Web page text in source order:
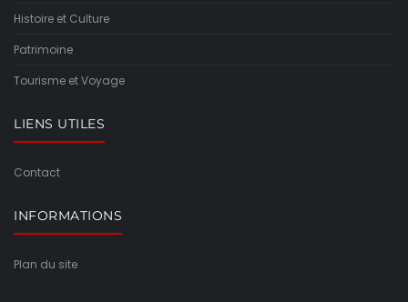
Histoire et Culture
Patrimoine
Tourisme et Voyage
LIENS UTILES
Contact
INFORMATIONS
Plan du site